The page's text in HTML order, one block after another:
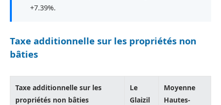
+7.39%.
Taxe additionnelle sur les propriétés non
bâties
Taxe additionnelle sur les
propriétés non bâties
Le
Glaizil
Moyenne
Hautes-